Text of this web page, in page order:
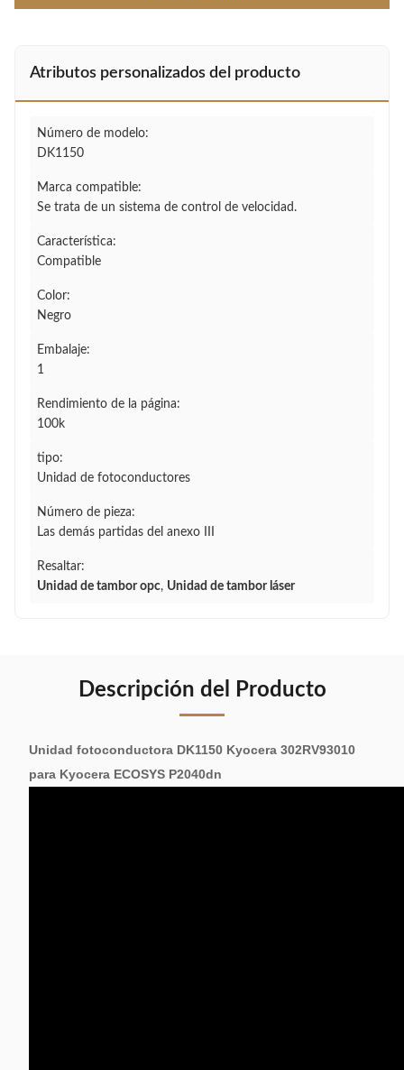
Atributos personalizados del producto
Número de modelo:
DK1150
Marca compatible:
Se trata de un sistema de control de velocidad.
Característica:
Compatible
Color:
Negro
Embalaje:
1
Rendimiento de la página:
100k
tipo:
Unidad de fotoconductores
Número de pieza:
Las demás partidas del anexo III
Resaltar:
Unidad de tambor opc, Unidad de tambor láser
Descripción del Producto
Unidad fotoconductora DK1150 Kyocera 302RV93010
para Kyocera ECOSYS P2040dn